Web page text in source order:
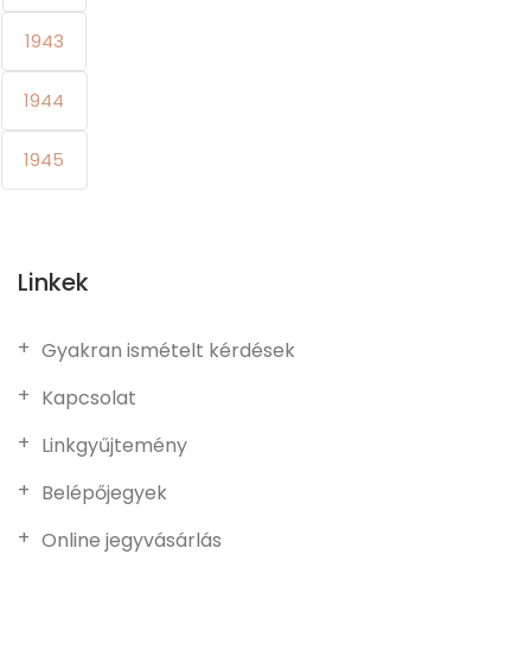
1943
1944
1945
Linkek
Gyakran ismételt kérdések
Kapcsolat
Linkgyűjtemény
Belépőjegyek
Online jegyvásárlás